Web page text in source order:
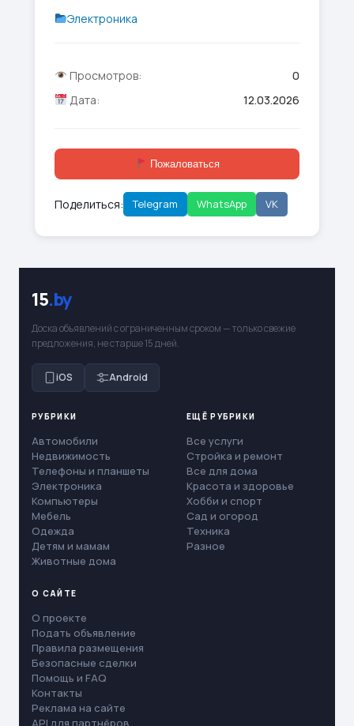
Электроника
Просмотров:
0
Дата:
12.03.2026
Пожаловаться
Поделиться: Telegram WhatsApp VK
15.by
Доска объявлений с ограниченным сроком — только свежие
предложения, не старше 15 дней.
iOS Android
РУБРИКИ
Автомобили
Недвижимость
Телефоны и планшеты
Электроника
Компьютеры
Мебель
Одежда
Детям и мамам
Животные дома
ЕЩЁ РУБРИКИ
Все услуги
Стройка и ремонт
Все для дома
Красота и здоровье
Хобби и спорт
Сад и огород
Техника
Разное
О САЙТЕ
О проекте
Подать объявление
Правила размещения
Безопасные сделки
Помощь и FAQ
Контакты
Реклама на сайте
API для партнёров